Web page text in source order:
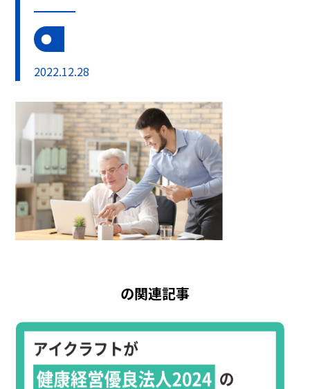
2022.12.28
の関連記事